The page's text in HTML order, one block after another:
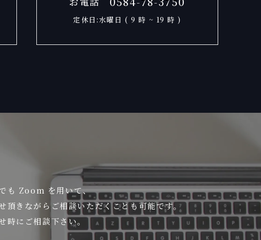
定休日:水曜日 ( 9 時 ~ 19 時 )
も Zoom を用いて、
頂きながらご相談いただくことも可能です。
時にご相談下さい。